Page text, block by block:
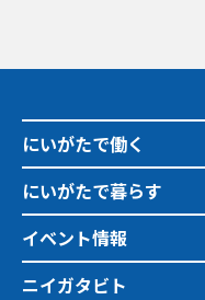
にいがたで働く
にいがたで暮らす
イベント情報
ニイガタビト